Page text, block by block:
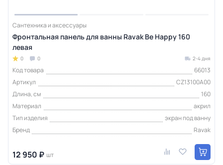
Сантехника и аксессуары
Фронтальная панель для ванны Ravak Be Happy 160
левая
0 0 2-4 дня
Код товара
66013
Артикул
CZ13100A00
Длина, см
160
Материал
акрил
Тип изделия
экран под ванну
Бренд
Ravak
12 950 ₽ шт